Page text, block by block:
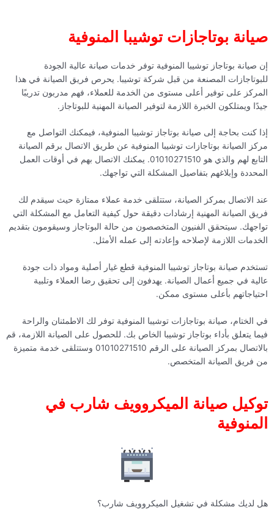
صيانة بوتاجازات توشيبا المنوفية
إن صيانة بوتاجاز توشيبا المنوفية توفر خدمات صيانة عالية الجودة
للبوتاجازات المصنعة من قبل شركة توشيبا. يحرص فريق الصيانة في هذا
المركز على توفير أعلى مستوى من الخدمة للعملاء، فهم مدربون تدريبًا
جيدًا ويمتلكون الخبرة اللازمة لتوفير الصيانة المهنية للبوتاجاز.
إذا كنت بحاجة إلى صيانة بوتاجاز توشيبا المنوفية، فيمكنك التواصل مع
مركز الصيانة بوتاجازات توشيبا المنوفية عن طريق الاتصال برقم الصيانة
التابع لهم والذي هو 01010271510. يمكنك الاتصال بهم في أوقات العمل
المحددة وإبلاغهم بتفاصيل المشكلة التي تواجهك.
عند الاتصال بمركز الصيانة، ستتلقى خدمة عملاء ممتازة حيث سيقدم لك
فريق الصيانة المهنية إرشادات دقيقة حول كيفية التعامل مع المشكلة التي
تواجهك. سيتحقق الفنيون المتخصصون من حالة البوتاجاز وسيقومون بتقديم
الخدمات اللازمة لإصلاحه وإعادته إلى عمله الأمثل.
تستخدم صيانة بوتاجاز توشيبا المنوفية قطع غيار أصلية ومواد ذات جودة
عالية في جميع أعمال الصيانة. يهدفون إلى تحقيق رضا العملاء وتلبية
احتياجاتهم بأعلى مستوى ممكن.
في الختام، صيانة بوتاجازات توشيبا المنوفية توفر لك الاطمئنان والراحة
فيما يتعلق بأداء بوتاجاز توشيبا الخاص بك. للحصول على الصيانة اللازمة، قم
بالاتصال بمركز الصيانة على الرقم 01010271510 وستتلقى خدمة متميزة
من فريق الصيانة المتخصص.
توكيل صيانة الميكروويف شارب في
المنوفية
هل لديك مشكلة في تشغيل الميكروويف شارب؟